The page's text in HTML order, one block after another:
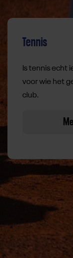
Tennis
Is tennis echt
voor wie het
club.